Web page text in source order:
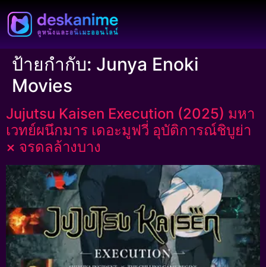
ป้ายกำกับ: Junya Enoki
Movies
Jujutsu Kaisen Execution (2025) มหา
เวทย์ผนึกมาร เดอะมูฟวี่ อุบัติการณ์ชิบูย่า
× จรดลล้างบาง